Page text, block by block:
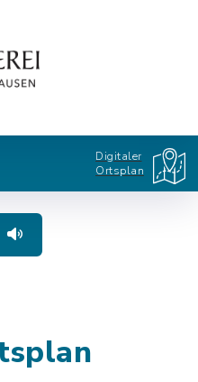
Digitaler
Ortsplan